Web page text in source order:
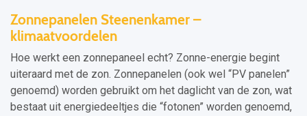
Zonnepanelen Steenenkamer –
klimaatvoordelen
Hoe werkt een zonnepaneel echt? Zonne-energie begint
uiteraard met de zon. Zonnepanelen (ook wel “PV panelen”
genoemd) worden gebruikt om het daglicht van de zon, wat
bestaat uit energiedeeltjes die “fotonen” worden genoemd,